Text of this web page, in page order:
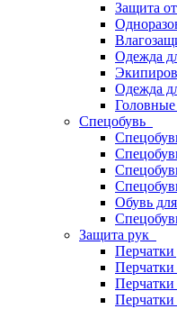
Защита
Одежда
Одежда
Спецобувь
Обувь
Защита рук
Перчатки
Перчатки
Перчатки